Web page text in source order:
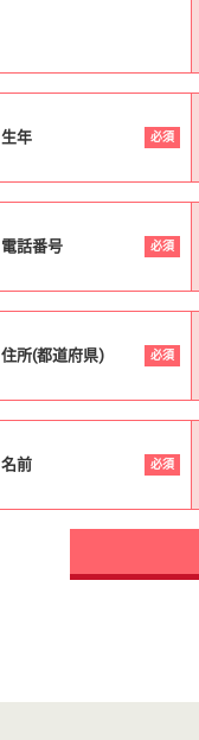
生年 必須
電話番号 必須
住所(都道府県) 必須
名前 必須